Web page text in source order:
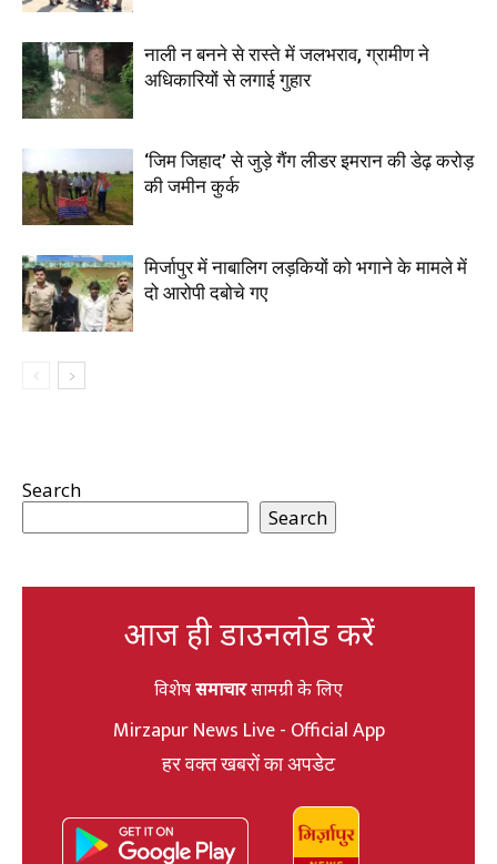
नाली न बनने से रास्ते में जलभराव, ग्रामीण ने
अधिकारियों से लगाई गुहार
‘जिम जिहाद’ से जुड़े गैंग लीडर इमरान की डेढ़ करोड़
की जमीन कुर्क
मिर्जापुर में नाबालिग लड़कियों को भगाने के मामले में
दो आरोपी दबोचे गए
Search
Search
आज ही डाउनलोड करें
विशेषसमाचारसामग्री के लिए
Mirzapur News Live - Official App
हर वक्त खबरों का अपडेट